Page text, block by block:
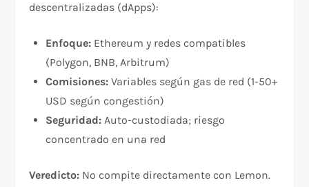
descentralizadas (dApps):
Enfoque: Ethereum y redes compatibles
(Polygon, BNB, Arbitrum)
Comisiones: Variables según gas de red (1-50+
USD según congestión)
Seguridad: Auto-custodiada; riesgo
concentrado en una red
Veredicto: No compite directamente con Lemon.